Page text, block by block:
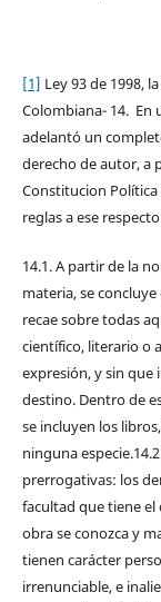
[1] Ley 93 de 1998,
Colombiana- 14. En
adelantó un
derecho de autor, a
Constitucion Política
reglas a ese
14.1. A partir de la
materia, se
recae sobre todas
científico, literario o
expresión, y sin
destino. Dentro de
se incluyen los
ninguna
prerrogativas: los
facultad que tiene
obra se conozca y
tienen carácter
irrenunciable, e